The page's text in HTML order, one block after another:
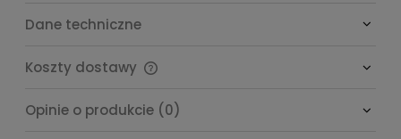
Dane techniczne
Koszty dostawy
Opinie o produkcie (0)